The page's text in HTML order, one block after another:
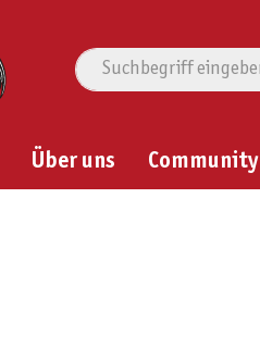
Über uns Community